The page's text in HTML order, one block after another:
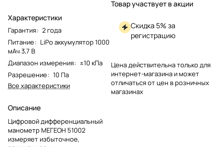
Характеристики
Гарантия: 2 года
Питание: LiPo аккумулятор 1000
мАч 3,7 В
Диапазон измерения: ±10 кПа
Разрешение: 10 Па
Все характеристики
Описание
Цифровой дифференциальный
манометр МЕГЕОН 51002
измеряет избыточное,
Товар участвует в акции
Скидка 5% за
регистрацию
Цена действительна только для
интернет-магазина и может
отличаться от цен в розничных
магазинах